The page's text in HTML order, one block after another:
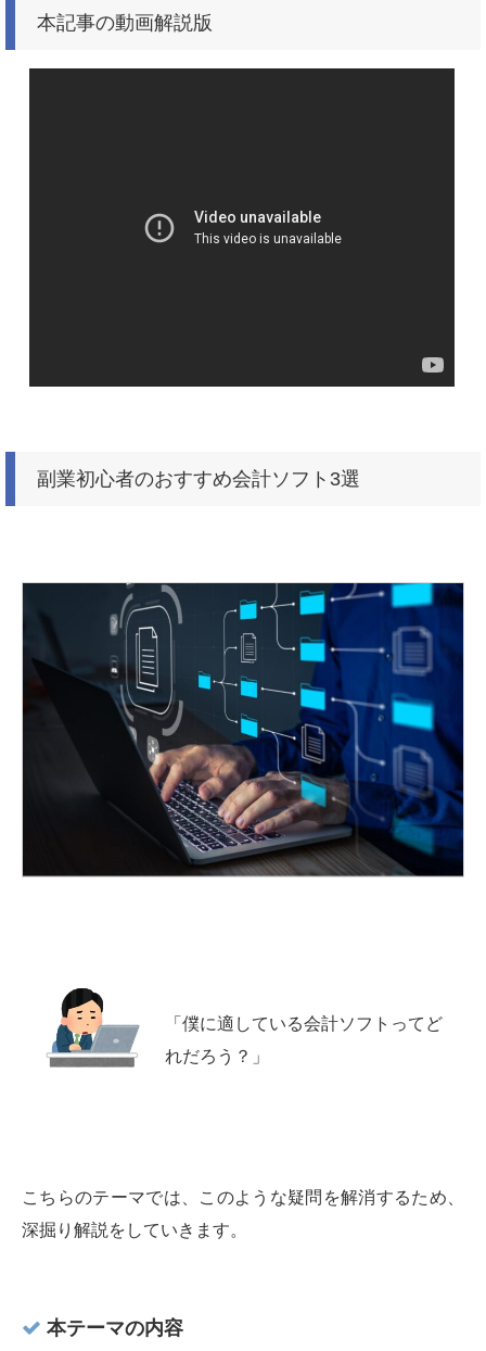
本記事の動画解説版
副業初心者のおすすめ会計ソフト3選
「僕に適している会計ソフトってど
れだろう？」
こちらのテーマでは、このような疑問を解消するため、
深掘り解説をしていきます。
本テーマの内容